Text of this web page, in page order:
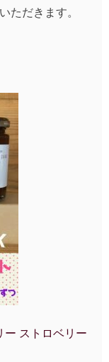
ただきます。
ー ストロベリー